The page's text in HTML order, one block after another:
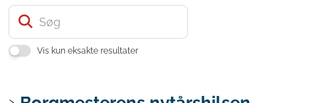
Søg
Vis kun eksakte resultater